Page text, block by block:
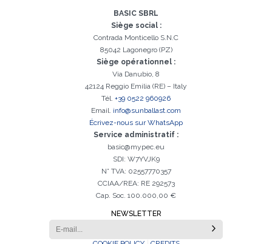
BASIC SBRL
Siège social :
Contrada Monticello S.N.C
85042 Lagonegro (PZ)
Siège opérationnel :
Via Danubio, 8
42124 Reggio Emilia (RE) – Italy
Tél. +39 0522 960926
Email. info@sunballast.com
Écrivez-nous sur WhatsApp
Service administratif :
basic@mypec.eu
SDI: W7YVJK9
N° TVA: 02557770357
CCIAA/REA: RE 292573
Cap. Soc. 100.000,00 €
NEWSLETTER